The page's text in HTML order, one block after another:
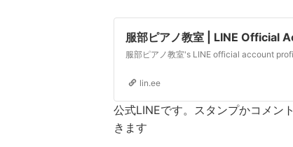
服部ピアノ教室 | LINE Official
lin.ee
公式LINEです。スタンプかコメン
きます